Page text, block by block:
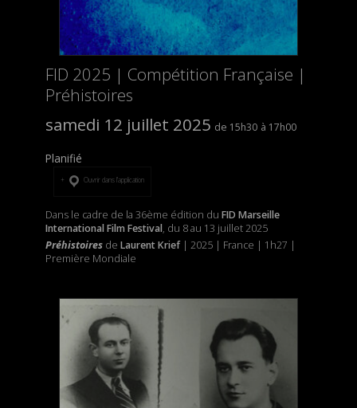
FID 2025 | Compétition Française |
Préhistoires
samedi 12 juillet 2025
15h30 17h00
Planifié
Ouvrir dans l’application
Dans le cadre de la 36ème édition du FID Marseille
International Film Festival, du 8 au 13 juillet 2025
Préhistoiresde Laurent Krief| 2025 | France | 1h27 |
Première Mondiale